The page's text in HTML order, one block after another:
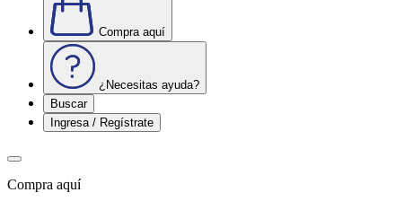
Compra aquí
¿Necesitas ayuda?
Buscar
Ingresa / Regístrate
Compra aquí